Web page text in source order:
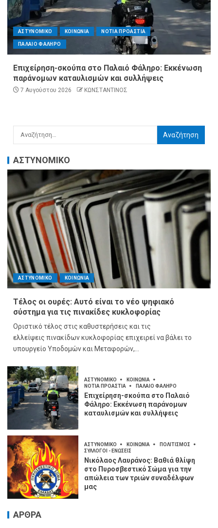
ΑΣΤΥΝΟΜΙΚΟ ΚΟΙΝΩΝΙΑ ΝΟΤΙΑ ΠΡΟΑΣΤΙΑ
ΠΑΛΑΙΟ ΦΑΛΗΡΟ
Επιχείρηση-σκούπα στο Παλαιό Φάληρο: Εκκένωση
παράνομων καταυλισμών και συλλήψεις
7 Αυγούστου 2026 ΚΩΝΣΤΑΝΤΙΝΟΣ
ΑΣΤΥΝΟΜΙΚΟ
ΑΣΤΥΝΟΜΙΚΟ ΚΟΙΝΩΝΙΑ
Τέλος οι ουρές: Αυτό είναι το νέο ψηφιακό
σύστημα για τις πινακίδες κυκλοφορίας
Οριστικό τέλος στις καθυστερήσεις και τις
ελλείψεις πινακίδων κυκλοφορίας επιχειρεί να βάλει το
υπουργείο Υποδομών και Μεταφορών,...
ΑΣΤΥΝΟΜΙΚΟ
ΚΟΙΝΩΝΙΑ
ΝΟΤΙΑ ΠΡΟΑΣΤΙΑ
ΠΑΛΑΙΟ ΦΑΛΗΡΟ
Επιχείρηση-σκούπα στο Παλαιό
Φάληρο: Εκκένωση παράνομων
καταυλισμών και συλλήψεις
ΑΣΤΥΝΟΜΙΚΟ ΚΟΙΝΩΝΙΑ
ΠΟΛΙΤΙΣΜΟΣ
ΣΥΛΛΟΓΟΙ - ΕΝΩΣΕΙΣ
Νικόλαος Λαυράνος: Βαθιά θλίψη
στο Πυροσβεστικό Σώμα για την
απώλεια των τριών συναδέλφων
μας
ΑΡΘΡΑ